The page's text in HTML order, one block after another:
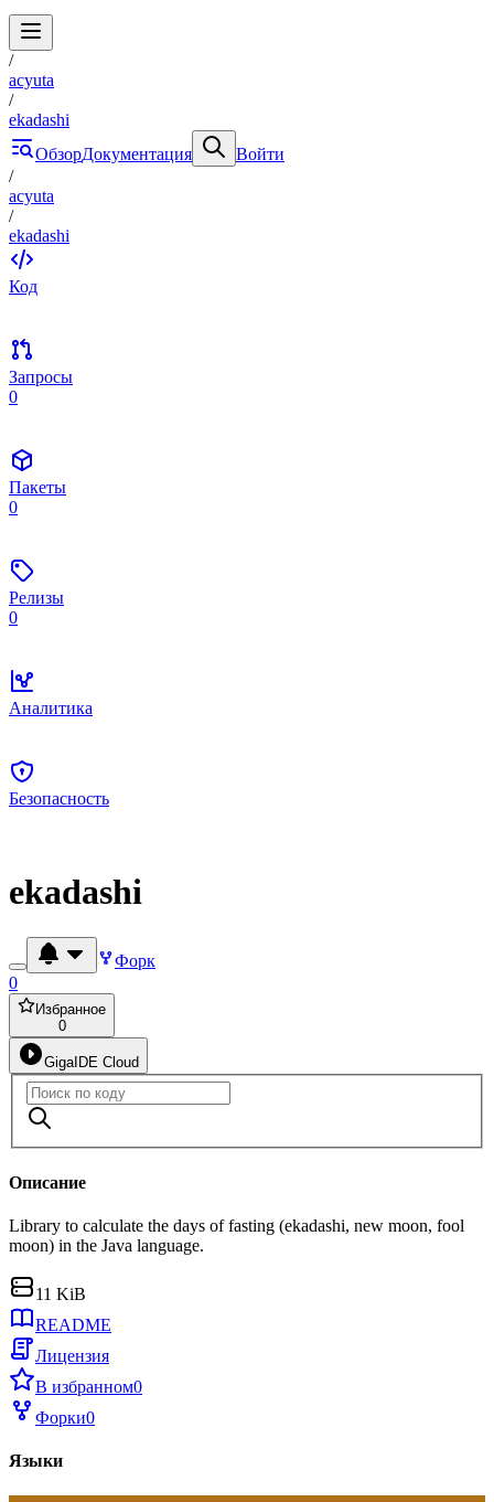
/
acyuta
/
ekadashi
ОбзорДокументация
Войти
/
acyuta
/
ekadashi
Код
Запросы
0
Пакеты
0
Релизы
0
Аналитика
Безопасность
ekadashi
Форк
0
Избранное
0
GigaIDE Cloud
Описание
Library to calculate the days of fasting (ekadashi, new moon, fool
moon) in the Java language.
11 KiB
README
Лицензия
В избранном0
Форки0
Языки